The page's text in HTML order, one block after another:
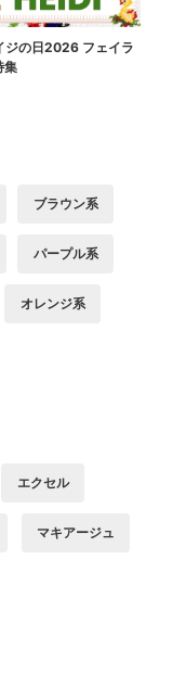
の日2026 フェイラ
集
ブラウン系
パープル系
オレンジ系
エクセル
マキアージュ